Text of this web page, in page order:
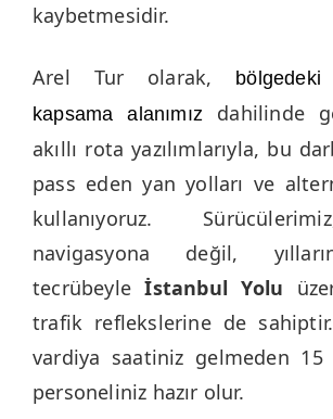
kaybetmesidir.
Arel Tur olarak,
kapsama alanımız
dahilinde
akıllı rota yazılımlarıyla, bu
pass eden yan yolları ve
kullanıyoruz.
navigasyona değil,
tecrübeyleİstanbul Yolu
trafik reflekslerine de
vardiya saatiniz gelmeden
personeliniz hazır olur.